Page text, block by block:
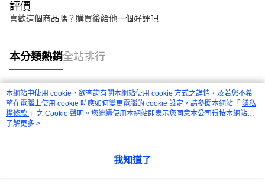
https://aftee.tw/terms/#terms3
３．未成年的使用者請事先徵得法定代理人或監護人之同意方可使用
４．使用「AFTEE先享後付」時，將依據個別帳號之用戶狀況，依本公司即
時審查核予不同之上限額度；若仍有額度不足之情形，本公司將視審查結果
５．嚴禁一人註冊多個帳號或使用他人資訊註冊。若發現惡意使用之情形，
恩沛科技股份有限公司將有權停止該用戶之使用額度並採取法律行動。
評價
喜歡這個商品嗎？購買後給他一個好評吧
本分類熱銷全站排行
熱門標籤
本網站中使用 cookie，欲查詢有關本網站使用 cookie 方式之詳情，及若您不希
望在電腦上使用 cookie 時應如何變更電腦的 cookie 設定，請參閱本網站「 隱私
權條款 」之 Cookie 聲明。您繼續使用本網站即表示您同意本公司得按本網站使
用條款之 Cookie 聲明使用 cookie。
了解更多 >
我知道了